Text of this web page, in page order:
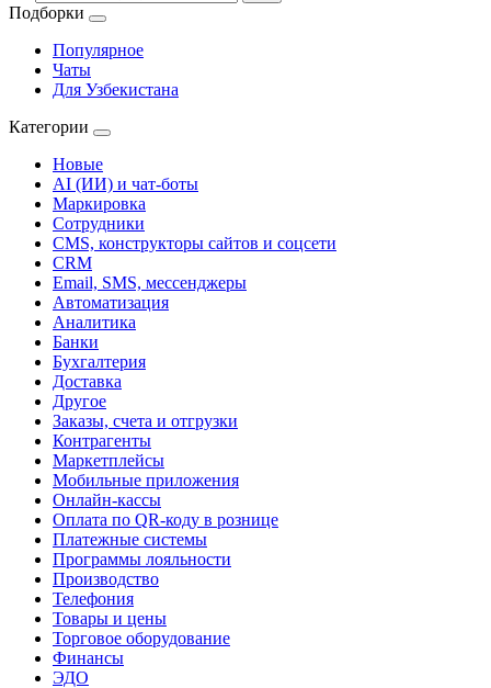
Подборки
Популярное
Чаты
Для Узбекистана
Категории
Новые
AI (ИИ) и чат-боты
Маркировка
Сотрудники
CMS, конструкторы сайтов и соцсети
CRM
Email, SMS, мессенджеры
Автоматизация
Аналитика
Банки
Бухгалтерия
Доставка
Другое
Заказы, счета и отгрузки
Контрагенты
Маркетплейсы
Мобильные приложения
Онлайн-кассы
Оплата по QR-коду в рознице
Платежные системы
Программы лояльности
Производство
Телефония
Товары и цены
Торговое оборудование
Финансы
ЭДО